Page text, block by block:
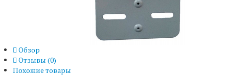
Обзор
Отзывы (0)
Похожие товары